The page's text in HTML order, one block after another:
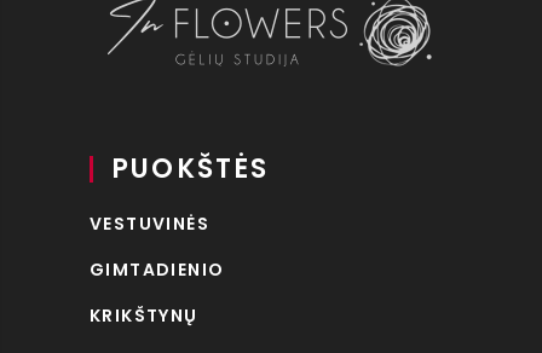
PUOKŠTĖS
VESTUVINĖS
GIMTADIENIO
KRIKŠTYNŲ